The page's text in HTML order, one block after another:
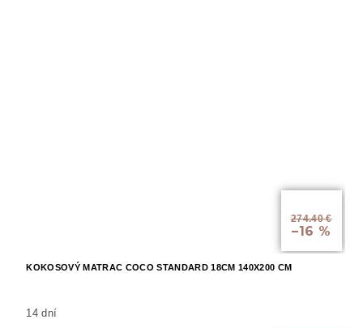
274.40 €
–16 %
KOKOSOVÝ MATRAC COCO STANDARD 18CM 140X200 CM
14 dní